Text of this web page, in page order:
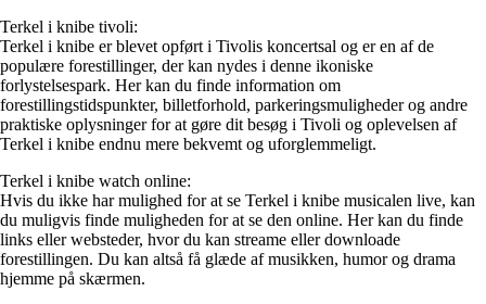
Terkel i knibe tivoli:
Terkel i knibe er blevet opført i Tivolis koncertsal og er en af ​​de
populære forestillinger, der kan nydes i denne ikoniske
forlystelsespark. Her kan du finde information om
forestillingstidspunkter, billetforhold, parkeringsmuligheder og andre
praktiske oplysninger for at gøre dit besøg i Tivoli og oplevelsen af
Terkel i knibe endnu mere bekvemt og uforglemmeligt.
Terkel i knibe watch online:
Hvis du ikke har mulighed for at se Terkel i knibe musicalen live, kan
du muligvis finde muligheden for at se den online. Her kan du finde
links eller websteder, hvor du kan streame eller downloade
forestillingen. Du kan altså få glæde af musikken, humor og drama
hjemme på skærmen.